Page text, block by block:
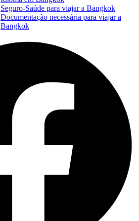
Seguro-Saúde para viajar a Bangkok
Documentação necessária para viajar a
Bangkok